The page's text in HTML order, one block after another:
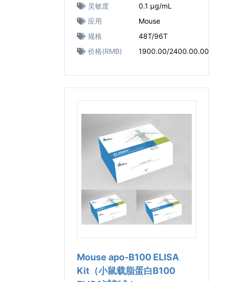
灵敏度
0.1 μg/mL
应用
Mouse
规格
48T/96T
价格(RMB)
1900.00/2400.00.00
Mouse apo-B100 ELISA
Kit（小鼠载脂蛋白B100